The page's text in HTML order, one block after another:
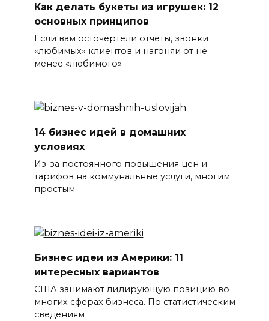
Как делать букеты из игрушек: 12
основных принципов
Если вам осточертели отчеты, звонки
«любимых» клиентов и нагоняи от не
менее «любимого»
14 бизнес идей в домашних
условиях
Из-за постоянного повышения цен и
тарифов на коммунальные услуги, многим
простым
Бизнес идеи из Америки: 11
интересных вариантов
США занимают лидирующую позицию во
многих сферах бизнеса. По статистическим
сведениям